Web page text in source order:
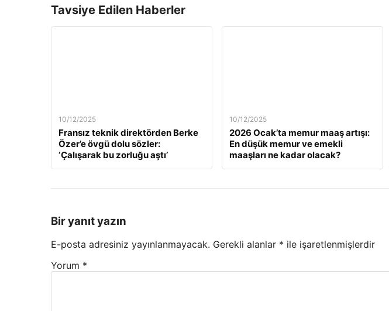
Tavsiye Edilen Haberler
10/12/2025
Fransız teknik direktörden Berke
Özer’e övgü dolu sözler:
‘Çalışarak bu zorluğu aştı’
10/12/2025
2026 Ocak’ta memur maaş artışı:
En düşük memur ve emekli
maaşları ne kadar olacak?
Bir yanıt yazın
E-posta adresiniz yayınlanmayacak. Gerekli alanlar * ile işaretlenmişlerdir
Yorum *